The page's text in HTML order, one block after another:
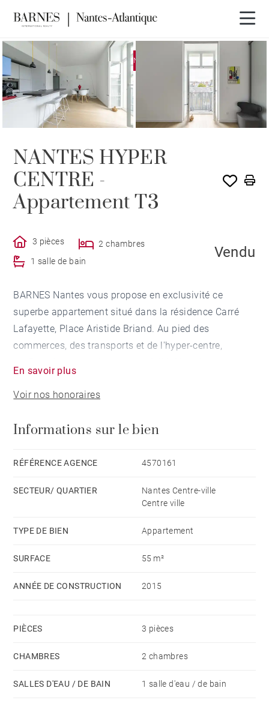
EXCLUSIVITÉ VENDU PAR BARNES
NANTES HYPER
CENTRE -
Appartement T3
3 pièces
2 chambres
1 salle de bain
Vendu
BARNES Nantes vous propose en exclusivité ce
superbe appartement situé dans la résidence Carré
Lafayette, Place Aristide Briand. Au pied des
commerces, des transports et de l'hyper-centre,
résidence exceptionnelle entièrement réhabilitée en
2015. Au 2èmé étage avec ascenseur, cet
placard, une cuisine équipée et aménagée, un salon,
d'une 2ème chambre. Emplacement de parking en
moyen de la quote-part de charges courantes 930
bien est exposé sont disponibles sur le site
En savoir plus
Voir nos honoraires
Informations sur le bien
RÉFÉRENCE AGENCE 4570161
SECTEUR/ QUARTIER
Nantes Centre-ville
Centre ville
TYPE DE BIEN Appartement
SURFACE 55 m²
ANNÉE DE CONSTRUCTION 2015
PIÈCES 3 pièces
CHAMBRES 2 chambres
SALLES D'EAU / DE BAIN 1 salle d'eau / de bain